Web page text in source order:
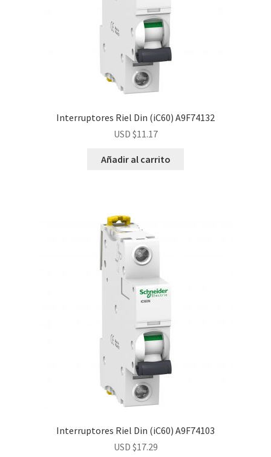
Interruptores Riel Din (iC60) A9F74132
USD $11.17
Añadir al carrito
Interruptores Riel Din (iC60) A9F74103
USD $17.29